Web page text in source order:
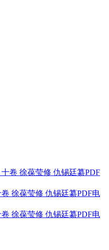
徐葆莹修 仇锡廷纂PDF电
徐葆莹修 仇锡廷纂PDF电